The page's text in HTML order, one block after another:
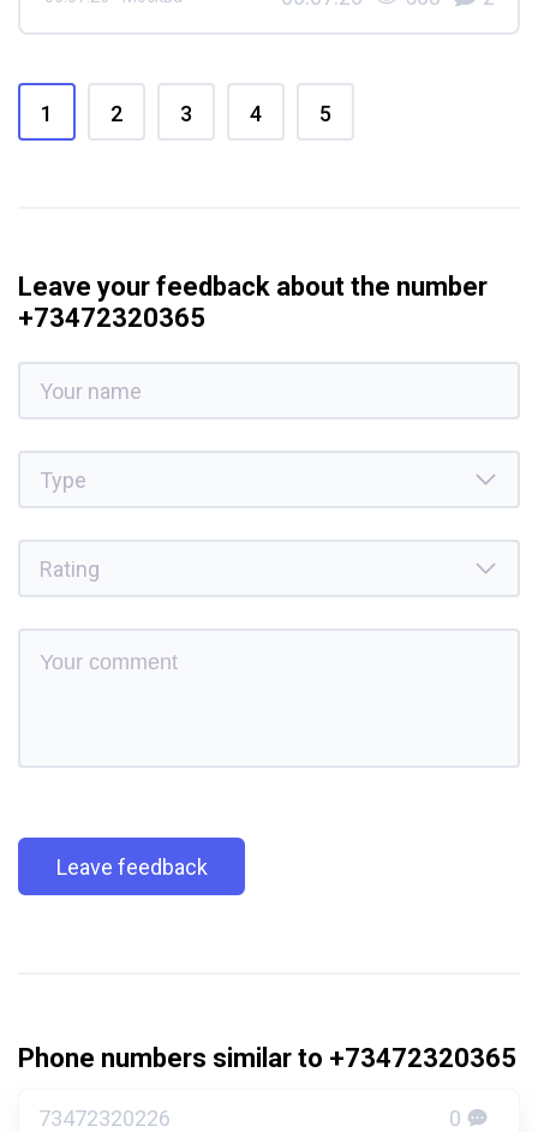
1 2 3 4 5
Leave your feedback about the number
+73472320365
Leave feedback
Phone numbers similar to +73472320365
73472320226 0